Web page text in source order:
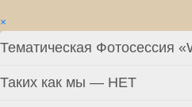
×
Тематическая Фотосессия
Таких как мы — НЕТ